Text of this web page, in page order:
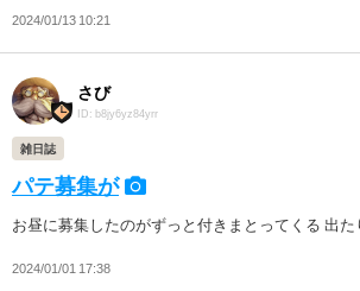
2024/01/13 10:21
さび
ID: b8jy6yz84yrr
雑日誌
パテ募集が
お昼に募集したのがずっと付きまとってくる 出た
2024/01/01 17:38